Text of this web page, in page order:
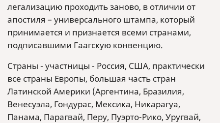
легализацию проходить заново, в отличии от
апостиля – универсального штампа, который
принимается и признается всеми странами,
подписавшими Гаагскую конвенцию.
Страны - участницы - Россия, США, практически
все страны Европы, большая часть стран
Латинской Америки (Аргентина, Бразилия,
Венесуэла, Гондурас, Мексика, Никарагуа,
Панама, Парагвай, Перу, Пуэрто-Рико, Уругвай,